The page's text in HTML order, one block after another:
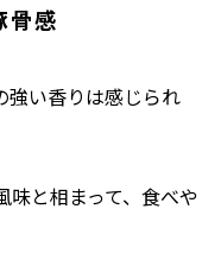
骨感
強い香りは感じられ
と相まって、食べや